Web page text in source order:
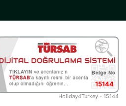
15144
Holiday4Turkey - 15144